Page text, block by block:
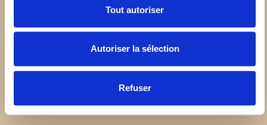
Tout autoriser
Autoriser la sélection
Refuser
Labyrinthe Coureur des
bois
📍 Saint-Mathieu-du-Parc